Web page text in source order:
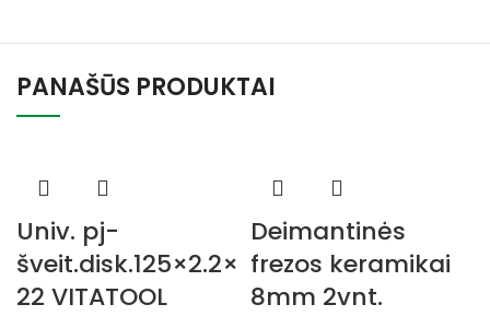
PANAŠŪS PRODUKTAI
Univ. pj-
šveit.disk.125×2.2×
22 VITATOOL
Deimantinės
frezos keramikai
8mm 2vnt.